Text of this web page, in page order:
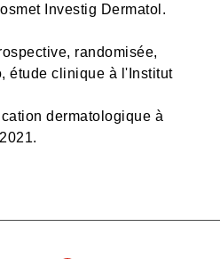
Investig Dermatol.
randomisée,
étude clinique à l'Institut
dermatologique à